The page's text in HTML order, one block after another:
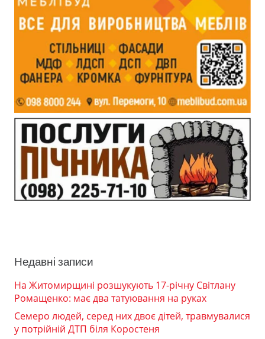
Недавні записи
На Житомирщині розшукують 17-річну Світлану
Ромащенко: має два татуювання на руках
Семеро людей, серед них двоє дітей, травмувалися
у потрійній ДТП біля Коростеня